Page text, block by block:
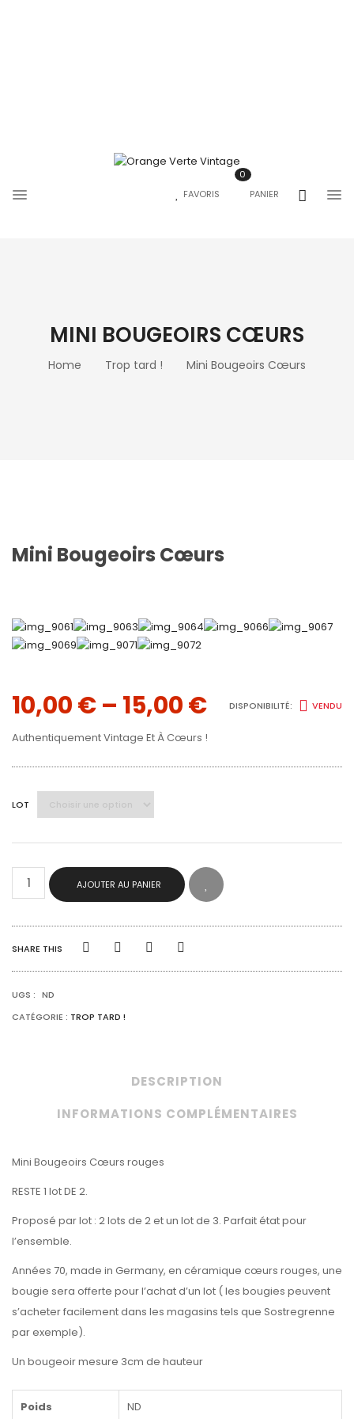
FAVORIS PANIER
0
MINI BOUGEOIRS CŒURS
Home Trop tard ! Mini Bougeoirs Cœurs
Mini Bougeoirs Cœurs
10,00€– 15,00€ DISPONIBILITÉ: VENDU
Authentiquement Vintage Et À Cœurs !
LOT
QUANTITÉ
MINI
AJOUTER AU PANIER
SHARE THIS
UGS : ND
CATÉGORIE : TROP TARD !
DESCRIPTION
INFORMATIONS COMPLÉMENTAIRES
Mini Bougeoirs Cœurs rouges
RESTE 1 lot DE 2.
Proposé par lot : 2 lots de 2 et un lot de 3. Parfait état pour
l’ensemble.
Années 70, made in Germany, en céramique cœurs rouges, une
bougie sera offerte pour l’achat d’un lot ( les bougies peuvent
s’acheter facilement dans les magasins tels que Sostregrenne
par exemple).
Un bougeoir mesure 3cm de hauteur
Poids ND